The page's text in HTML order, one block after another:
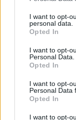
I want to opt-
personal data.
Opted In
I want to opt-
Personal Data.
Opted In
I want to opt-
Personal Data
Opted In
I want to opt-